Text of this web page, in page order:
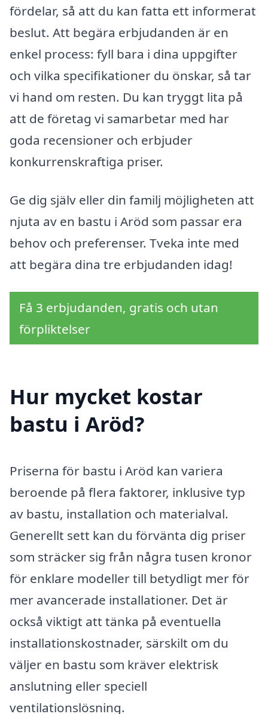
fördelar, så att du kan fatta ett informerat
beslut. Att begära erbjudanden är en
enkel process: fyll bara i dina uppgifter
och vilka specifikationer du önskar, så tar
vi hand om resten. Du kan tryggt lita på
att de företag vi samarbetar med har
goda recensioner och erbjuder
konkurrenskraftiga priser.
Ge dig själv eller din familj möjligheten att
njuta av en bastu i Aröd som passar era
behov och preferenser. Tveka inte med
att begära dina tre erbjudanden idag!
Få 3 erbjudanden, gratis och utan
förpliktelser
Hur mycket kostar
bastu i Aröd?
Priserna för bastu i Aröd kan variera
beroende på flera faktorer, inklusive typ
av bastu, installation och materialval.
Generellt sett kan du förvänta dig priser
som sträcker sig från några tusen kronor
för enklare modeller till betydligt mer för
mer avancerade installationer. Det är
också viktigt att tänka på eventuella
installationskostnader, särskilt om du
väljer en bastu som kräver elektrisk
anslutning eller speciell
ventilationslösning.